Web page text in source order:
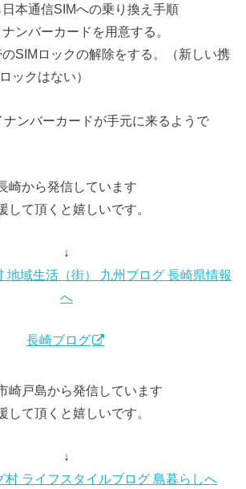
本通信SIMへの乗り換え手順
ンバーカードを用意する。
SIMロックの解除をする。（新しい携
ックはない）
ンバーカードが手元に来るようで
崎から発信しています
して頂くと嬉しいです。
↓
長崎ブログ
崎戸島から発信しています
して頂くと嬉しいです。
↓